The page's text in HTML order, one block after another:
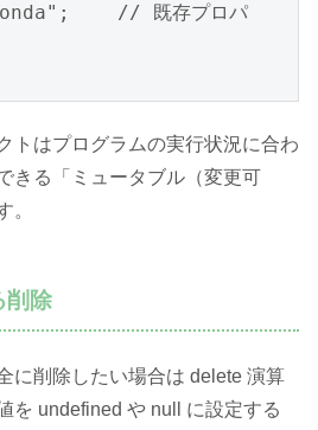
// 既存プロパ
トはプログラムの実行状況に合わ
きる「ミュータブル（変更可
。
削除
に削除したい場合は delete 演算
を undefined や null に設定する